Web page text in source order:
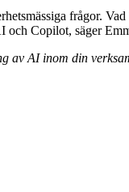
frågor.
och Copilot, säger
AI inom din